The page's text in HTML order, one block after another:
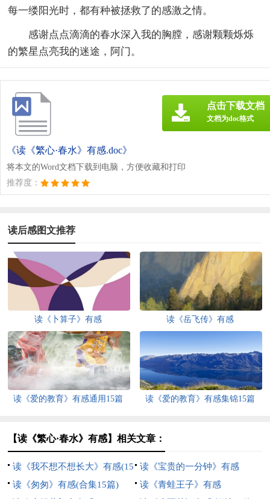
每一缕阳光时，都有种被拯救了的感激之情。
感谢点点滴滴的春水深入我的胸膛，感谢颗颗烁烁
的繁星点亮我的迷途，阿门。
《读《繁心·春水》有感.doc》
将本文的Word文档下载到电脑，方便收藏和打印
推荐度：
点击下载文档
文档为doc格式
读后感图文推荐
读《卜算子》有感 读《岳飞传》有感
读《爱的教育》有感通用15篇 读《爱的教育》有感集锦15篇
【读《繁心·春水》有感】相关文章：
读《我不想不想长大》有感(15
篇)
读《宝贵的一分钟》有感
读《匆匆》有感(合集15篇)
读《青蛙王子》有感